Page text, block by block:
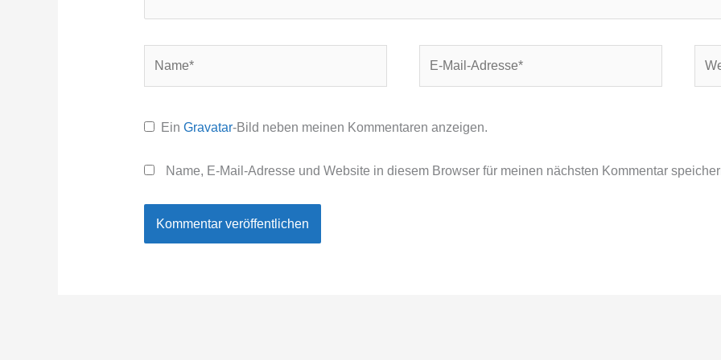
EinGravatar-Bild neben meinen Kommentaren anzeigen.
Name, E-Mail-Adresse und Website in diesem Browser für meinen nächsten Kommentar